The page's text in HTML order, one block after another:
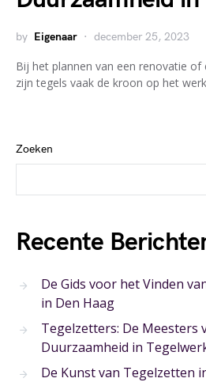
by Eigenaar december 25, 2023
Bij het plannen van een renovatie
zijn tegels vaak de kroon op het
Zoeken
Recente
De Gids voor het Vinden
in Den Haag
Tegelzetters: De Meesters
Duurzaamheid in
De Kunst van Tegelzetten